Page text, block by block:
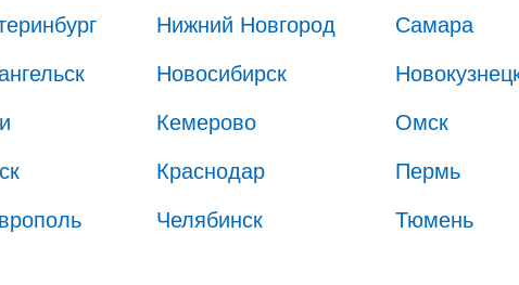
Нижний Новгород Самара
Новосибирск
Кемерово Омск
Краснодар Пермь
Челябинск Тюмень